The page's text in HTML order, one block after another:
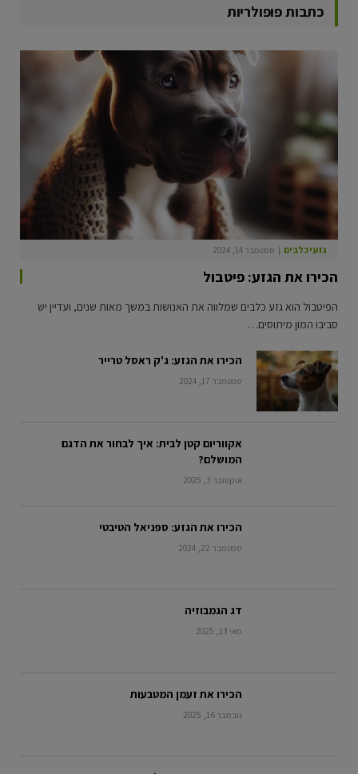
כתבות פופולריות
גזעי כלבים ספטמבר 14, 2024
הכירו את הגזע: פיטבול
הפיטבול הוא גזע כלבים שמלווה את האנושות במשך מאות שנים, ועדיין יש
סביבו המון מיתוסים…
הכירו את הגזע: ג'ק ראסל טרייר
ספטמבר 17, 2024
אקווריום קטן לבית: איך לבחור את הדגם
המושלם?
אוקטובר 3, 2025
הכירו את הגזע: ספניאל הטיבטי
ספטמבר 22, 2024
דג הגמבוזיה
מאי 13, 2025
הכירו את זעמן המטבעות
נובמבר 16, 2025